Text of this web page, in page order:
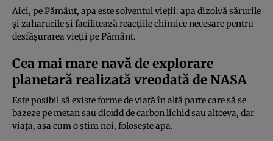
Aici, pe Pământ, apa este solventul vieții: apa dizolvă sărurile
și zaharurile și facilitează reacțiile chimice necesare pentru
desfășurarea vieții pe Pământ.
Cea mai mare navă de explorare
planetară realizată vreodată de NASA
Este posibil să existe forme de viață în altă parte care să se
bazeze pe metan sau dioxid de carbon lichid sau altceva, dar
viața, așa cum o știm noi, folosește apa.